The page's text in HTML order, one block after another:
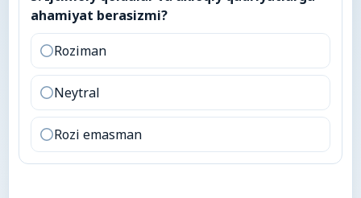
ahamiyat berasizmi?
Roziman
Neytral
Rozi emasman